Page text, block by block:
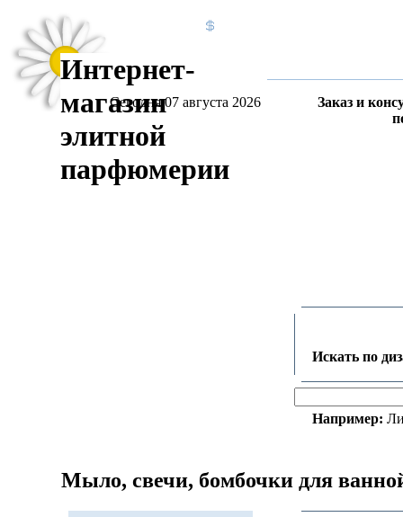
Интернет-
магазин
элитной
парфюмерии
Сегодня 07 августа 2026
Заказ и
Искать по
Например:
Мыло, свечи, бомбочки для